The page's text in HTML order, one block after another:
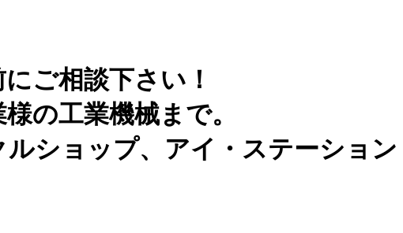
ご相談下さい！
の工業機械まで。
ショップ、アイ・ステーション